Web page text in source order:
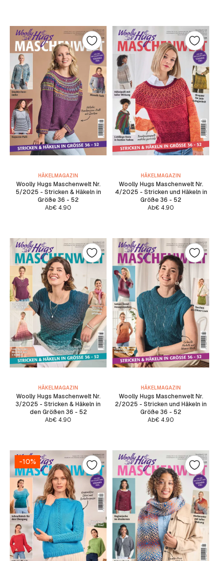
HÄKELMAGAZIN
Woolly Hugs Maschenwelt Nr.
5/2025 - Stricken & Häkeln in
Größe 36 - 52
Ab€ 4.90
HÄKELMAGAZIN
Woolly Hugs Maschenwelt Nr.
4/2025 - Stricken und Häkeln in
Größe 36 - 52
Ab€ 4.90
HÄKELMAGAZIN
Woolly Hugs Maschenwelt Nr.
3/2025 - Stricken & Häkeln in
den Größen 36 - 52
Ab€ 4.90
HÄKELMAGAZIN
Woolly Hugs Maschenwelt Nr.
2/2025 - Stricken und Häkeln in
Größe 36 - 52
Ab€ 4.90
-10%